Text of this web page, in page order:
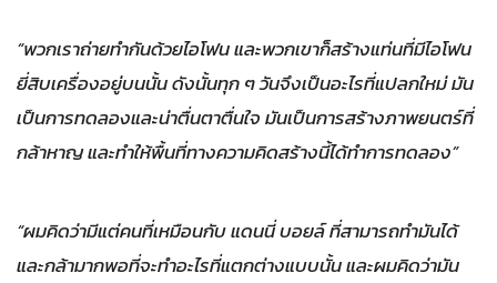
“พวกเราถ่ายทำกันด้วยไอโฟน และพวกเขาก็สร้างแท่นที่มีไอโฟน
ยี่สิบเครื่องอยู่บนนั้น ดังนั้นทุก ๆ วันจึงเป็นอะไรที่แปลกใหม่ มัน
เป็นการทดลองและน่าตื่นตาตื่นใจ มันเป็นการสร้างภาพยนตร์ที่
กล้าหาญ และทำให้พื้นที่ทางความคิดสร้างนี้ได้ทำการทดลอง”
“ผมคิดว่ามีแต่คนที่เหมือนกับ แดนนี่ บอยล์ ที่สามารถทำมันได้
และกล้ามากพอที่จะทำอะไรที่แตกต่างแบบนั้น และผมคิดว่ามัน